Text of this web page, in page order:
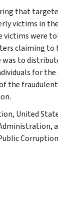
that
victims in
victims were
claiming
to
for
the
United